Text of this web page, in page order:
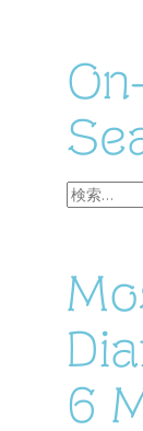
検
索:
6